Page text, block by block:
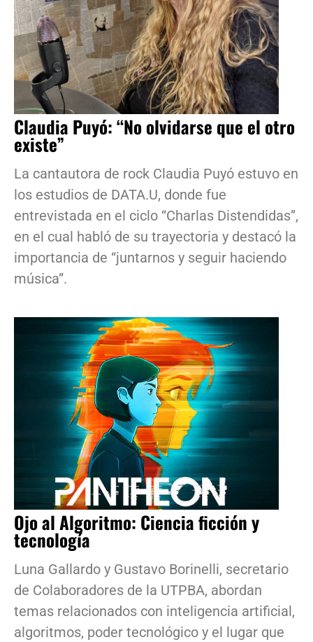
Claudia Puyó: “No olvidarse que el otro
existe”
La cantautora de rock Claudia Puyó estuvo en
los estudios de DATA.U, donde fue
entrevistada en el ciclo “Charlas Distendidas”,
en el cual habló de su trayectoria y destacó la
importancia de “juntarnos y seguir haciendo
música”.
Ojo al Algoritmo: Ciencia ficción y
tecnología
Luna Gallardo y Gustavo Borinelli, secretario
de Colaboradores de la UTPBA, abordan
temas relacionados con inteligencia artificial,
algoritmos, poder tecnológico y el lugar que